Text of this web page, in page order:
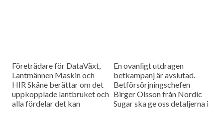
Företrädare för DataVäxt,
Lantmännen Maskin och
HIR Skåne berättar om det
uppkopplade lantbruket och
alla fördelar det kan
En ovanligt utdragen
betkampanj är avslutad.
Betförsörjningschefen
Birger Olsson från Nordic
Sugar ska ge oss detaljerna i